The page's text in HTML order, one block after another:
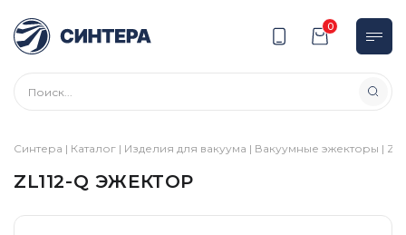
0
Синтера | Каталог | Изделия для вакуума | Вакуумные эжекторы | ZL
ZL112-Q ЭЖЕКТОР